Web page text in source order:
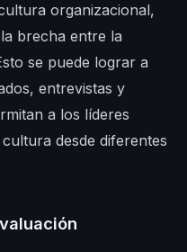
organizacional,
brecha entre la
se puede lograr a
entrevistas y
a los líderes
desde diferentes